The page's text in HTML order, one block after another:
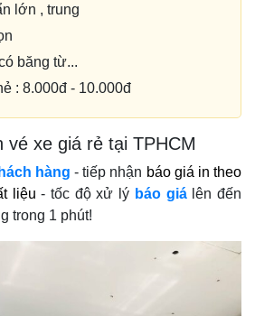
lớn , trung
băng từ...
: 8.000đ - 10.000đ
vé xe giá rẻ tại TPHCM
hàng - tiếp nhận báo giá in theo
liệu - tốc độ xử lý báo giálên đến
trong 1 phút!